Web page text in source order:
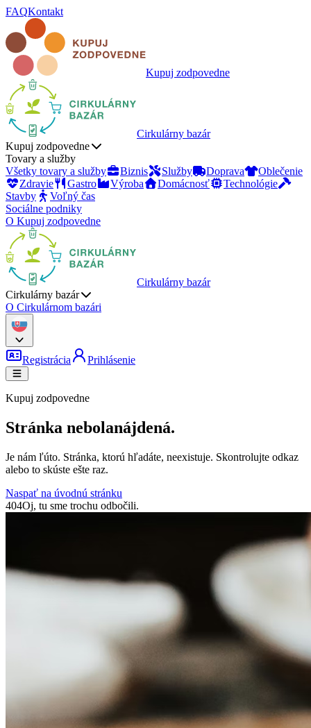
FAQKontakt
Kupuj zodpovedne
Cirkulárny bazár
Kupuj zodpovedne
Tovary a služby
Všetky tovary a služby
Biznis Služby Doprava
Oblečenie
Zdravie
Gastro Výroba Domácnosť
Technológie
Stavby
Voľný čas
Sociálne podniky
O Kupuj zodpovedne
Cirkulárny bazár
Cirkulárny bazár
O Cirkulárnom bazári
Registrácia Prihlásenie
Kupuj zodpovedne
Stránka nebolanájdená.
Je nám ľúto. Stránka, ktorú hľadáte, neexistuje. Skontrolujte odkaz
alebo to skúste ešte raz.
Naspať na úvodnú stránku
404Oj, tu sme trochu odbočili.